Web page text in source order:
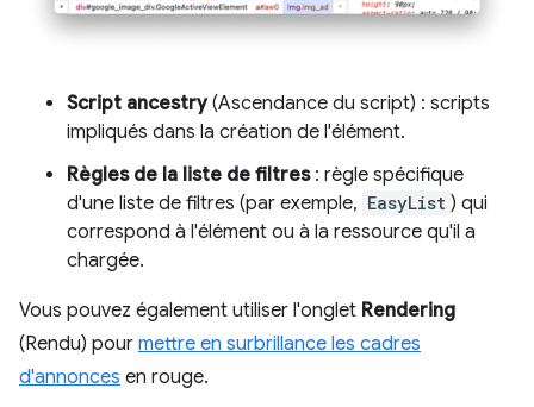
Script ancestry(Ascendance du script) : scripts
impliqués dans la création de l'élément.
Règles de la liste de filtres: règle spécifique
d'une liste de filtres (par exemple, EasyList ) qui
correspond à l'élément ou à la ressource qu'il a
chargée.
Vous pouvez également utiliser l'onglet Rendering
(Rendu) pour mettre en surbrillance les cadres
d'annonces en rouge.